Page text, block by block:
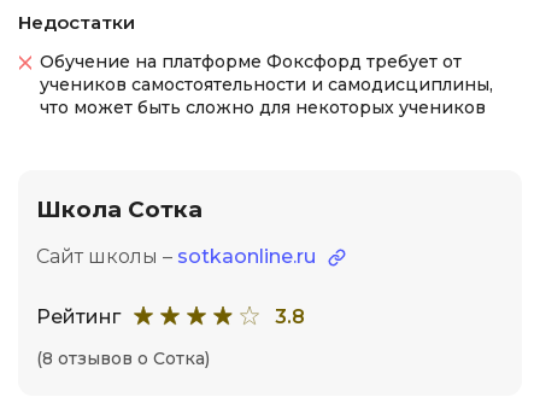
Недостатки
Обучение на платформе Фоксфорд требует от
учеников самостоятельности и самодисциплины,
что может быть сложно для некоторых учеников
Школа Сотка
Сайт школы – sotkaonline.ru
Рейтинг 3.8
(8 отзывов о Сотка)